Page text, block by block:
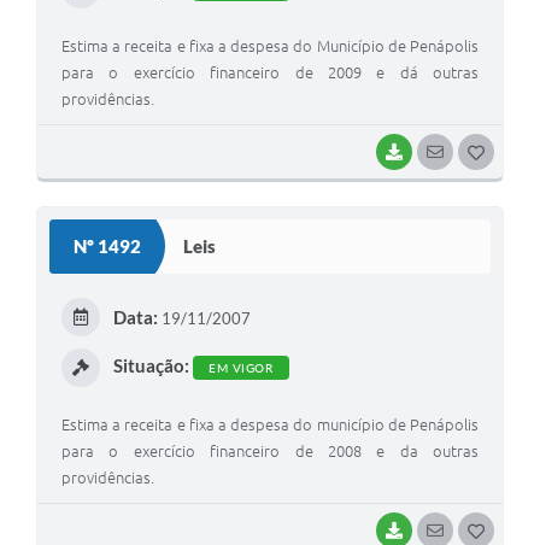
BAIXARSEGUIR
Estima a receita e fixa a despesa do Município de Penápolis
para o exercício financeiro de 2009 e dá outras
providências.
Nº 1492 Leis
BAIXARSEGUIR
Data: 19/11/2007
Situação: EM VIGOR
Estima a receita e fixa a despesa do município de Penápolis
para o exercício financeiro de 2008 e da outras
providências.